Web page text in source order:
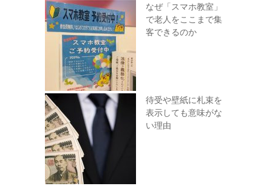
なぜ「スマホ教室」
で老人をここまで集
客できるのか
待受や壁紙に札束を
表示しても意味がな
い理由